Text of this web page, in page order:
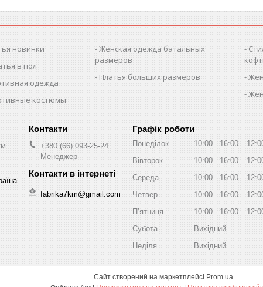
новинки
в пол
одежда
костюмы
Женская одежда батальных
размеров
Платья больших размеров
+380 (66) 093-25-24
Менеджер
fabrika7km@gmail.com
Графік роботи
Понеділок 10:00 16:00
Вівторок
10:00 16:00
Середа
10:00 16:00
Четвер
10:00 16:00
Пʼятниця
10:00 16:00
Субота
Вихідний
Неділя
Вихідний
Сайт створений на маркетплейсі Prom.ua